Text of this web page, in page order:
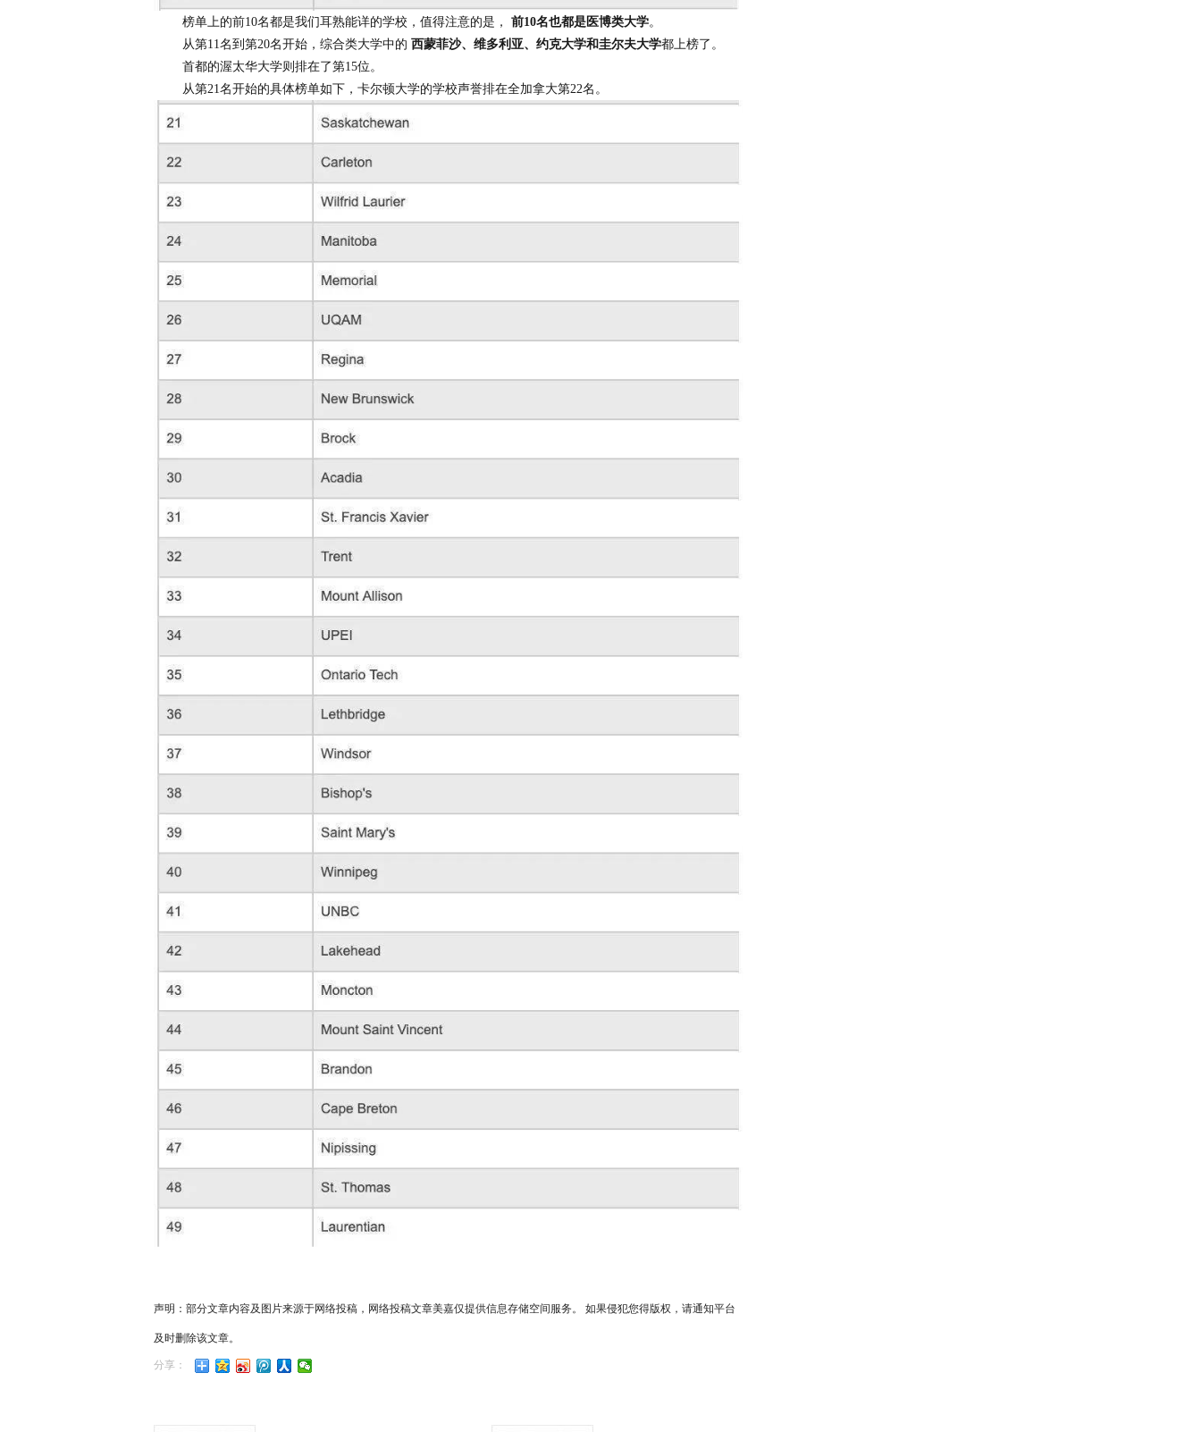
榜单上的前10名都是我们耳熟能详的学校，值得注意的是， 前10名也都是医博类大学。
从第11名到第20名开始，综合类大学中的 西蒙菲沙、维多利亚、约克大学和圭尔夫大学都上榜了。
首都的渥太华大学则排在了第15位。
从第21名开始的具体榜单如下，卡尔顿大学的学校声誉排在全加拿大第22名。
声明：部分文章内容及图片来源于网络投稿，网络投稿文章美嘉仅提供信息存储空间服务。 如果侵犯您得版权，请通知平台
及时删除该文章。
分享：